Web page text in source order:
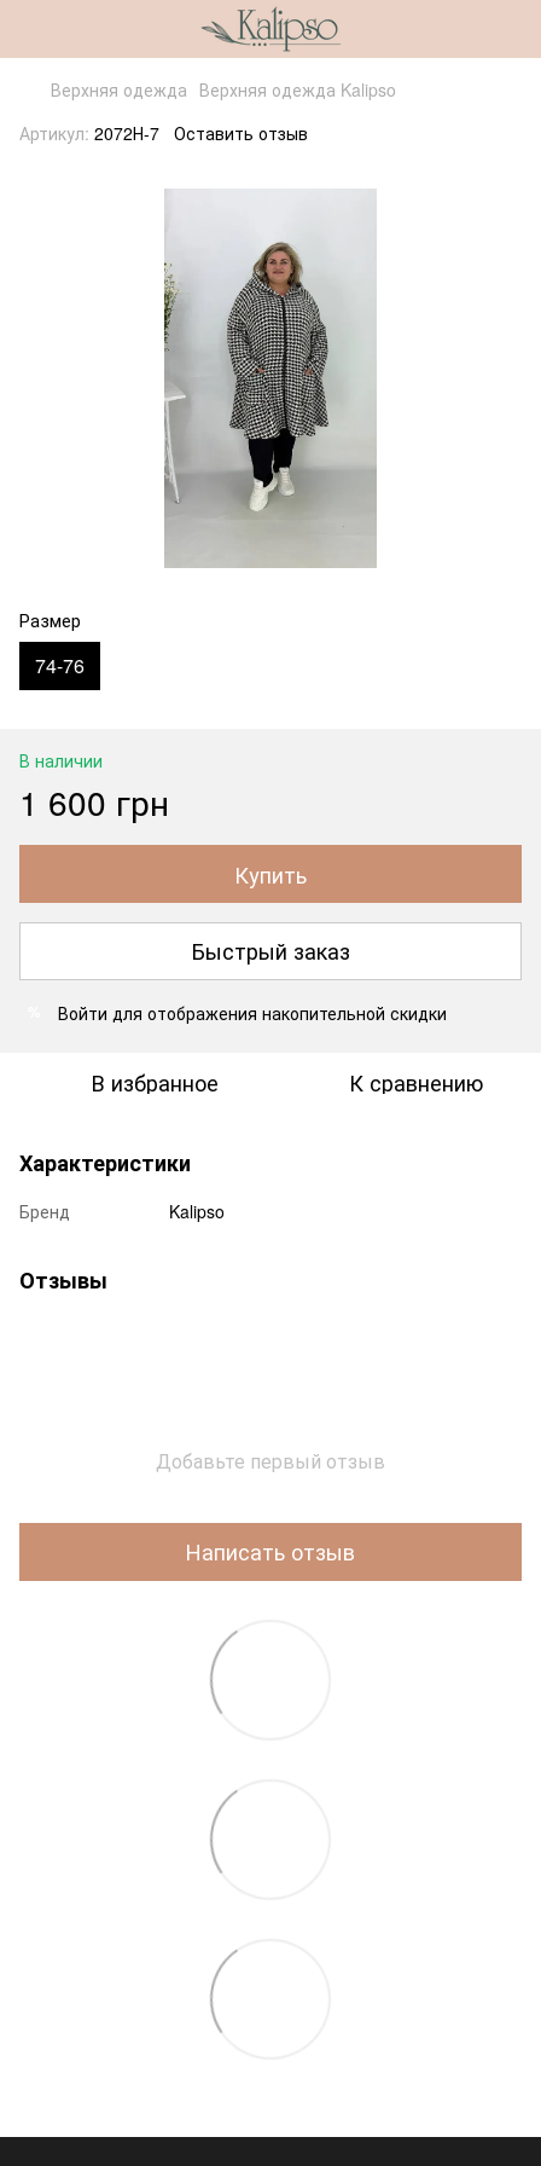
Верхняя одежда Верхняя одежда Kalipso
Артикул: 2072Н-7 Оставить отзыв
Размер
74-76
В наличии
1 600 грн
Купить
Быстрый заказ
Войти для отображения накопительной скидки
В избранное К сравнению
Характеристики
Бренд Kalipso
Отзывы
Добавьте первый отзыв
Написать отзыв